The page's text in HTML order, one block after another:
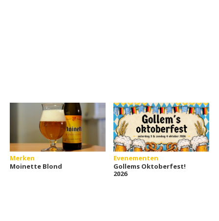
Merken
Moinette Blond
Evenementen
Gollems Oktoberfest!
2026